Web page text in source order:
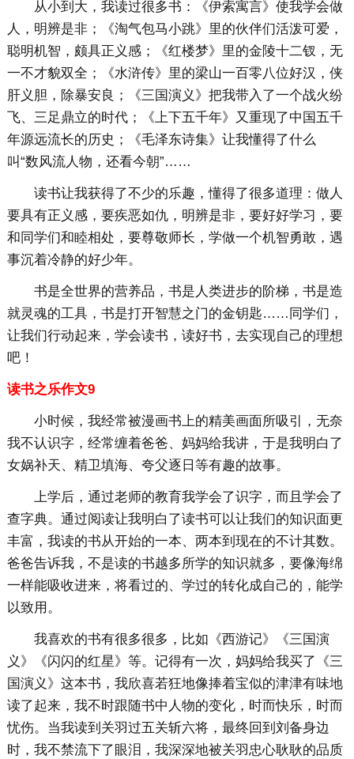
从小到大，我读过很多书：《伊索寓言》使我学会做
人，明辨是非；《淘气包马小跳》里的伙伴们活泼可爱，
聪明机智，颇具正义感；《红楼梦》里的金陵十二钗，无
一不才貌双全；《水浒传》里的梁山一百零八位好汉，侠
肝义胆，除暴安良；《三国演义》把我带入了一个战火纷
飞、三足鼎立的时代；《上下五千年》又重现了中国五千
年源远流长的历史；《毛泽东诗集》让我懂得了什么
叫“数风流人物，还看今朝”……
读书让我获得了不少的乐趣，懂得了很多道理：做人
要具有正义感，要疾恶如仇，明辨是非，要好好学习，要
和同学们和睦相处，要尊敬师长，学做一个机智勇敢，遇
事沉着冷静的好少年。
书是全世界的营养品，书是人类进步的阶梯，书是造
就灵魂的工具，书是打开智慧之门的金钥匙……同学们，
让我们行动起来，学会读书，读好书，去实现自己的理想
吧！
读书之乐作文9
小时候，我经常被漫画书上的精美画面所吸引，无奈
我不认识字，经常缠着爸爸、妈妈给我讲，于是我明白了
女娲补天、精卫填海、夸父逐日等有趣的故事。
上学后，通过老师的教育我学会了识字，而且学会了
查字典。通过阅读让我明白了读书可以让我们的知识面更
丰富，我读的书从开始的一本、两本到现在的不计其数。
爸爸告诉我，不是读的书越多所学的知识就多，要像海绵
一样能吸收进来，将看过的、学过的转化成自己的，能学
以致用。
我喜欢的书有很多很多，比如《西游记》《三国演
义》《闪闪的红星》等。记得有一次，妈妈给我买了《三
国演义》这本书，我欣喜若狂地像捧着宝似的津津有味地
读了起来，我不时跟随书中人物的变化，时而快乐，时而
忧伤。当我读到关羽过五关斩六将，最终回到刘备身边
时，我不禁流下了眼泪，我深深地被关羽忠心耿耿的品质